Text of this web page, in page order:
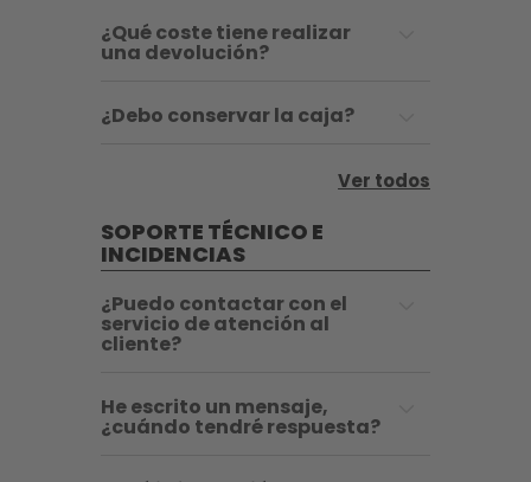
¿Qué coste tiene realizar
una devolución?
¿Debo conservar la caja?
Ver todos
SOPORTE TÉCNICO E
INCIDENCIAS
¿Puedo contactar con el
servicio de atención al
cliente?
He escrito un mensaje,
¿cuándo tendré respuesta?